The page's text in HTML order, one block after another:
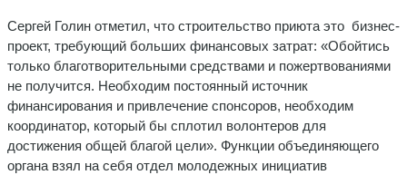
Сергей Голин отметил, что строительство приюта это бизнес-
проект, требующий больших финансовых затрат: «Обойтись
только благотворительными средствами и пожертвованиями
не получится. Необходим постоянный источник
финансирования и привлечение спонсоров, необходим
координатор, который бы сплотил волонтеров для
достижения общей благой цели». Функции объединяющего
органа взял на себя отдел молодежных инициатив